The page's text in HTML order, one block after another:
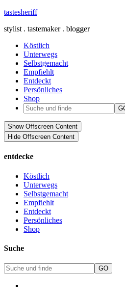
tastesheriff
stylist . tastemaker . blogger
Köstlich
Unterwegs
Selbstgemacht
Empfiehlt
Entdeckt
Persönliches
Shop
Show Offscreen Content
Hide Offscreen Content
entdecke
Köstlich
Unterwegs
Selbstgemacht
Empfiehlt
Entdeckt
Persönliches
Shop
Suche